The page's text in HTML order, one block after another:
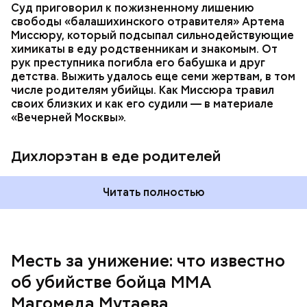
Суд приговорил к пожизненному лишению
свободы «балашихинского отравителя» Артема
Миссюру, который подсыпал сильнодействующие
химикаты в еду родственникам и знакомым. От
рук преступника погибла его бабушка и друг
детства. Выжить удалось еще семи жертвам, в том
числе родителям убийцы. Как Миссюра травил
своих близких и как его судили — в материале
«Вечерней Москвы».
Дихлорэтан в еде родителей
Читать полностью
Месть за унижение: что известно
об убийстве бойца ММА
— Личность подозреваемого установлена,
полицией принимаются меры к задержанию, —
Республике Дагестан.